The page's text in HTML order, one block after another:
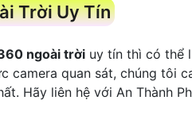
Trời Uy Tín
ngoài trời uy tín thì có thể
camera quan sát, chúng
Hãy liên hệ với An Thành